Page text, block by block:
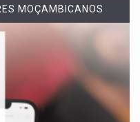
MOÇAMBICANOS